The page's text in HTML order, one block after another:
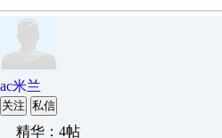
ac米兰
关注 私信
精华：4帖